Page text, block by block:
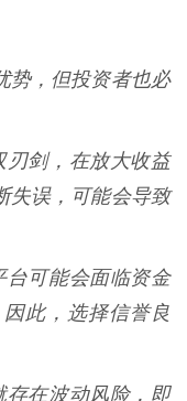
势，但投资者也必
刃剑，在放大收益
失误，可能会导致
台可能会面临资金
此，选择信誉良
存在波动风险，即